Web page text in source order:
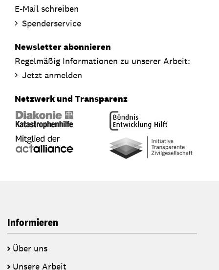
E-Mail schreiben
Spenderservice
Newsletter abonnieren
Regelmäßig Informationen zu unserer Arbeit:
Jetzt anmelden
Netzwerk und Transparenz
Informieren
Über uns
Unsere Arbeit